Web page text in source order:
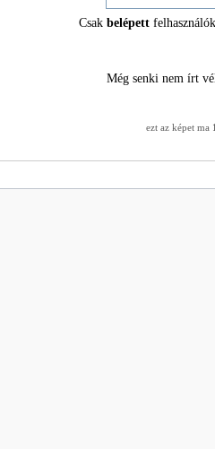
Csakbelépett
Még senki nem írt
ezt az képet ma